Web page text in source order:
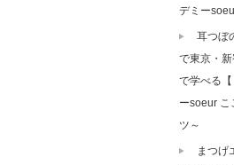
デミー
耳つぼ
で東京・
で学べる
ーsoeur こ
ツ～
まつげ